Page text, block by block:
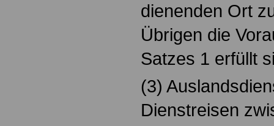
dienenden Ort
Übrigen die
Satzes 1 erfüllt
(3)
Dienstreisen